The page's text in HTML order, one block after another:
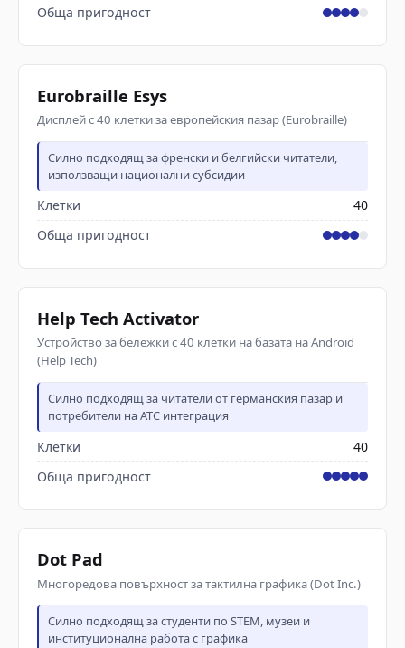
Обща пригодност
Eurobraille Esys
Дисплей с 40 клетки за европейския пазар (Eurobraille)
Силно подходящ за френски и белгийски читатели,
използващи национални субсидии
Клетки
40
Обща пригодност
Help Tech Activator
Устройство за бележки с 40 клетки на базата на Android
(Help Tech)
Силно подходящ за читатели от германския пазар и
потребители на ATC интеграция
Клетки
40
Обща пригодност
Dot Pad
Многоредова повърхност за тактилна графика (Dot Inc.)
Силно подходящ за студенти по STEM, музеи и
институционална работа с графика